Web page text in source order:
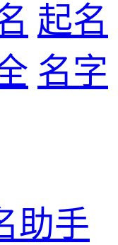
起名
名字
助手